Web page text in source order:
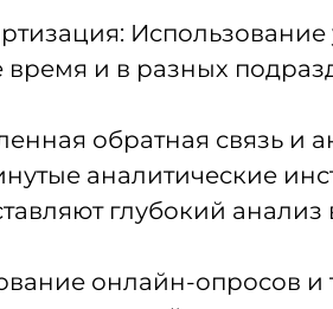
время и в разных
обратная связь и
аналитические
глубокий
онлайн-опросов и